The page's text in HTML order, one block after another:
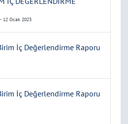
- 12 Ocak 2023
İç Değerlendirme Raporu
İç Değerlendirme Raporu